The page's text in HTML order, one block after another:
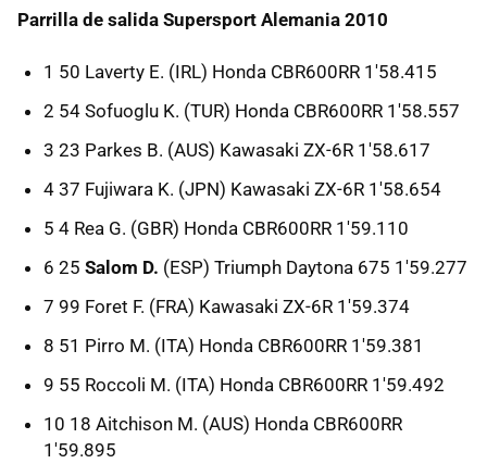
Parrilla de salida Supersport Alemania 2010
1 50 Laverty E. (IRL) Honda CBR600RR 1'58.415
2 54 Sofuoglu K. (TUR) Honda CBR600RR 1'58.557
3 23 Parkes B. (AUS) Kawasaki ZX-6R 1'58.617
4 37 Fujiwara K. (JPN) Kawasaki ZX-6R 1'58.654
5 4 Rea G. (GBR) Honda CBR600RR 1'59.110
6 25 Salom D. (ESP) Triumph Daytona 675 1'59.277
7 99 Foret F. (FRA) Kawasaki ZX-6R 1'59.374
8 51 Pirro M. (ITA) Honda CBR600RR 1'59.381
9 55 Roccoli M. (ITA) Honda CBR600RR 1'59.492
10 18 Aitchison M. (AUS) Honda CBR600RR
1'59.895